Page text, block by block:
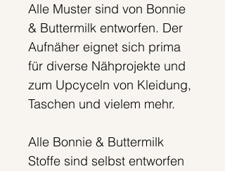
Alle Muster sind von Bonnie
& Buttermilk entworfen. Der
Aufnäher eignet sich prima
für diverse Nähprojekte und
zum Upcyceln von Kleidung,
Taschen und vielem mehr.
Alle Bonnie & Buttermilk
Stoffe sind selbst entworfen